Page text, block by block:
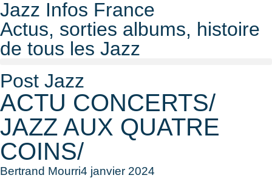
Jazz Infos France
Actus, sorties albums, histoire
de tous les Jazz
Post Jazz
ACTU CONCERTS/
JAZZ AUX QUATRE
COINS/
Bertrand Mourri4 janvier 2024